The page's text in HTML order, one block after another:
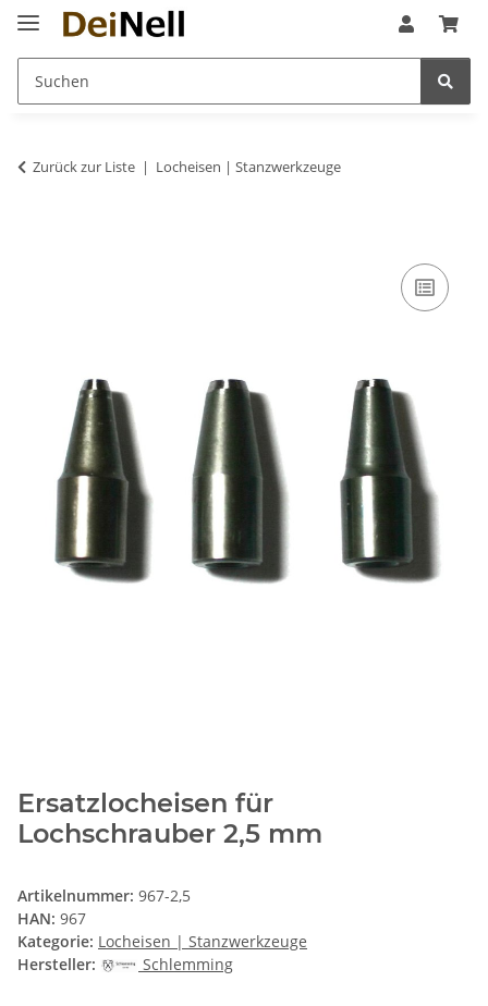
Zurück zur Liste Locheisen | Stanzwerkzeuge
Ersatzlocheisen für
Lochschrauber 2,5 mm
Artikelnummer: 967-2,5
HAN: 967
Kategorie: Locheisen | Stanzwerkzeuge
Hersteller:
Schlemming